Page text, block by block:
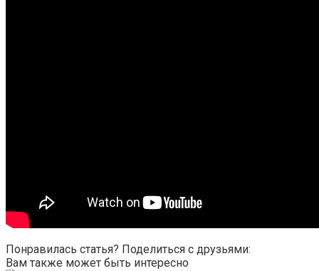
Понравилась статья? Поделиться с друзьями:
Вам также может быть интересно